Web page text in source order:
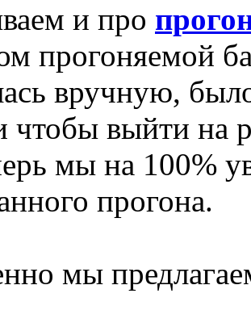
и про
прогоняемой
вручную,
чтобы выйти на
мы на 100%
прогона.
мы